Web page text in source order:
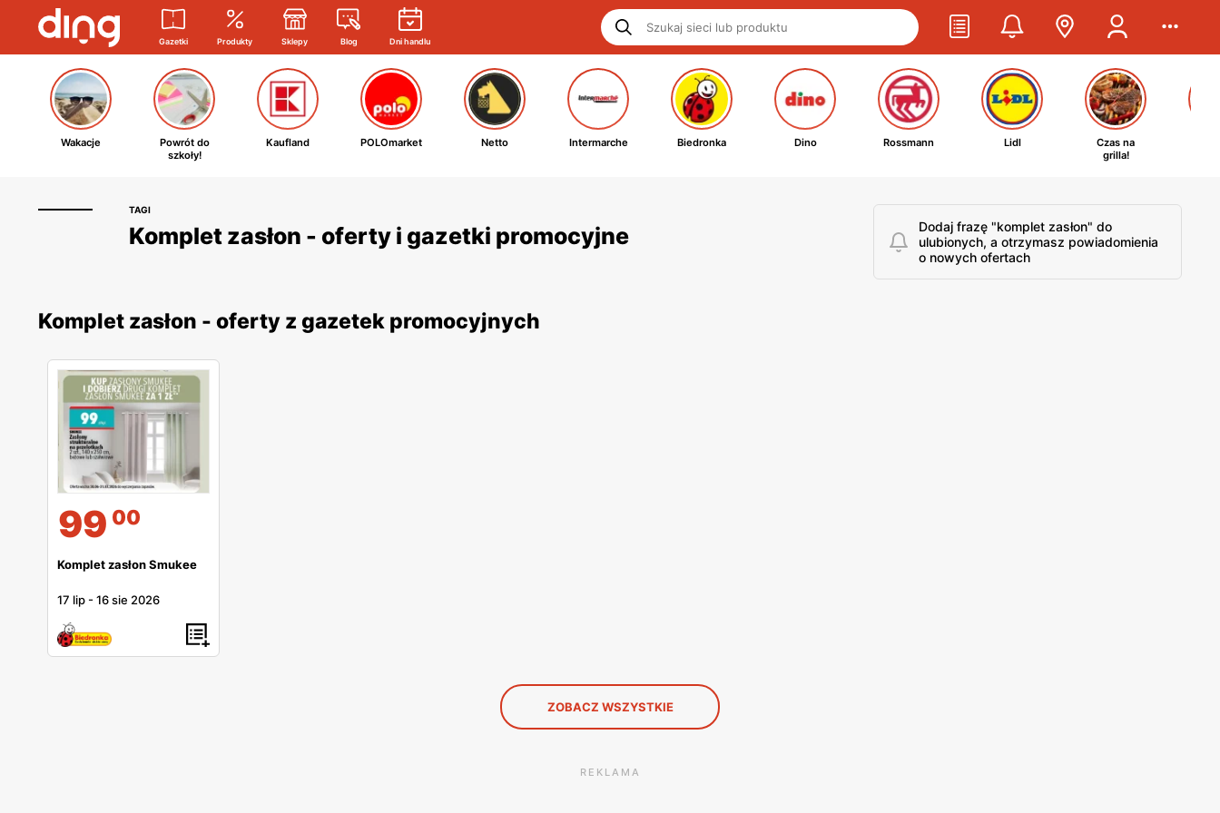
Gazetki Produkty Sklepy Blog Dni handlu
Wakacje
Powrót do
szkoły!
Kaufland POLOmarket Netto Intermarche Biedronka Dino Rossmann Lidl
Czas na
grilla!
TAGI
Komplet zasłon - oferty i gazetki promocyjne
Dodaj frazę "komplet zasłon" do
ulubionych, a otrzymasz powiadomienia
o nowych ofertach
Komplet zasłon - oferty z gazetek promocyjnych
99 00
Komplet zasłon Smukee
17 lip -16 sie 2026
ZOBACZ WSZYSTKIE
REKLAMA